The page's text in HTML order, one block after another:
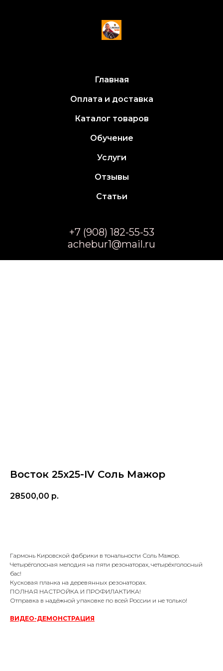
Главная
Оплата и доставка
Каталог товаров
Обучение
Услуги
Отзывы
Статьи
+7 (908) 182-55-53
achebur1@mail.ru
Восток 25х25-IV Соль Мажор
28500,00 р.
Гармонь Кировской фабрики в тональности Соль Мажор.
Четырёголосная мелодия на пяти резонаторах, четырёхголосный
бас!
Кусковая планка на деревянных резонаторах.
ПОЛНАЯ НАСТРОЙКА И ПРОФИЛАКТИКА!
Отправка в надёжной упаковке по всей России и не только!
ВИДЕО-ДЕМОНСТРАЦИЯ